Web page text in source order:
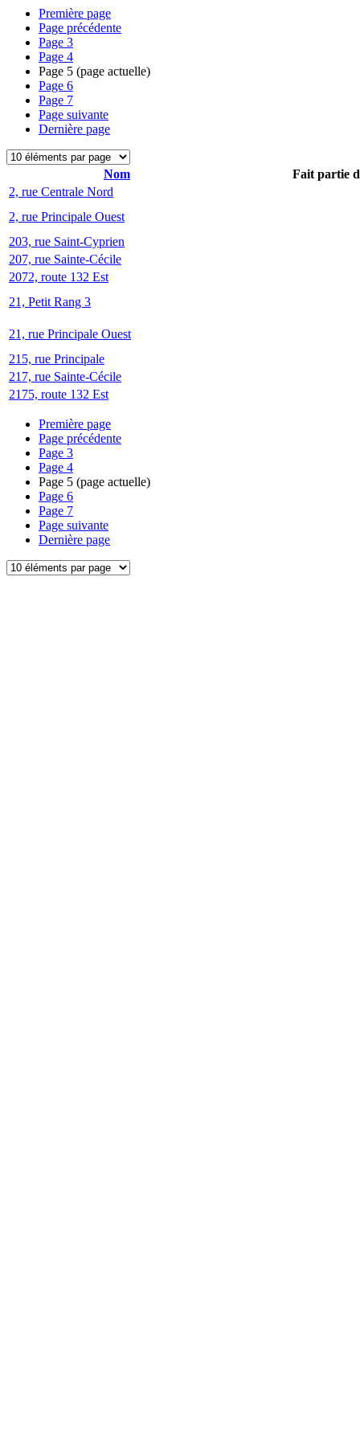
Première page
Page précédente
Page 3
Page 4
Page 5 (page actuelle)
Page 6
Page 7
Page suivante
Dernière page
Nom
Fait partie
2, rue Centrale Nord
2, rue Principale Ouest
203, rue Saint-Cyprien
207, rue Sainte-Cécile
2072, route 132 Est
21, Petit Rang 3
21, rue Principale Ouest
215, rue Principale
217, rue Sainte-Cécile
2175, route 132 Est
Première page
Page précédente
Page 3
Page 4
Page 5 (page actuelle)
Page 6
Page 7
Page suivante
Dernière page